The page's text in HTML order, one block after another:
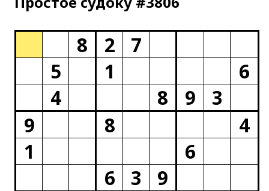
8 2
7
5
1
6
4
8 9
3
9
8
4
1
6
6
3
9